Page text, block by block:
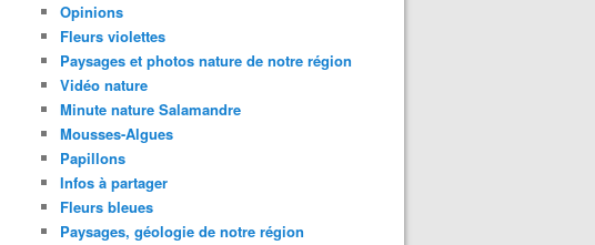
Opinions
Fleurs violettes
Paysages et photos nature de notre région
Vidéo nature
Minute nature Salamandre
Mousses-Algues
Papillons
Infos à partager
Fleurs bleues
Paysages, géologie de notre région